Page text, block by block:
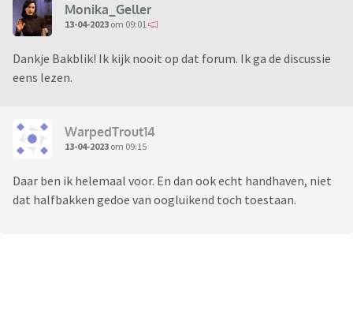
Monika_Geller
13-04-2023 om 09:01
Dankje Bakblik! Ik kijk nooit op dat forum. Ik ga de discussie
eens lezen.
WarpedTrout14
13-04-2023 om 09:15
Daar ben ik helemaal voor. En dan ook echt handhaven, niet
dat halfbakken gedoe van oogluikend toch toestaan.